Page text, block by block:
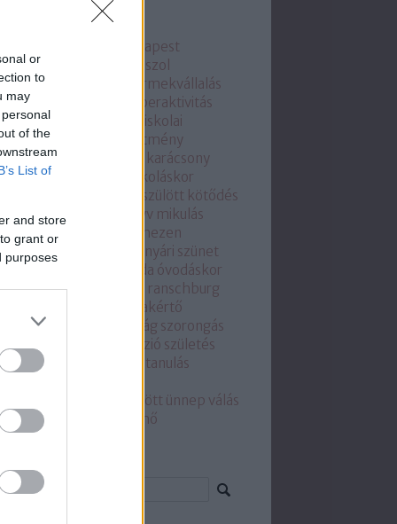
or
to
may
of the
List of
and store
grant or
purposes
budapest
válaszol
elemzés
gyermekvállalás
hiperaktivitás
iskola
iskolai
iskolai teljesítmény
karácsony
kérdés-válasz
kisiskoláskor
koraszülött kötődés
mesekönyv mikulás
mozaikcsalád
nehezen
gyerek
nyári szünet
tábor
óvoda óvodáskor
pszichológus
ranschburg
szakértő
szobatisztaság szorongás
szülés utáni depresszió születés
válás
tanulás
újszülött ünnep válás
workshop Címkefelhő